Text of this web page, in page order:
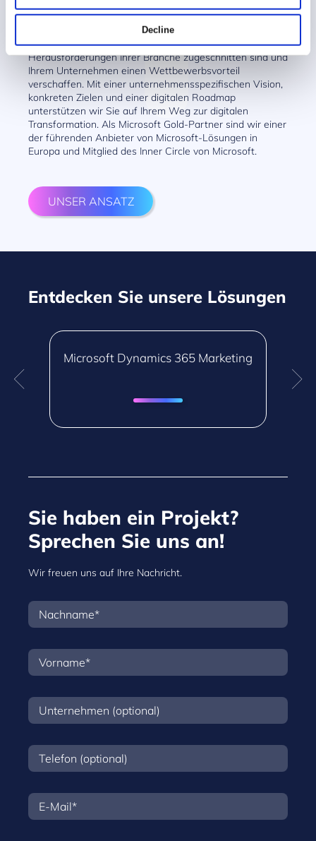
Decline
Branchenlösungen auf Basis von Microsoft-Technologie.
Wir nutzen innovative Technologien und entwickeln
spezifische Lösungen, die auf die geschäftlichen
Herausforderungen Ihrer Branche zugeschnitten sind und
Ihrem Unternehmen einen Wettbewerbsvorteil
verschaffen. Mit einer unternehmensspezifischen Vision,
konkreten Zielen und einer digitalen Roadmap
unterstützen wir Sie auf Ihrem Weg zur digitalen
Transformation. Als Microsoft Gold-Partner sind wir einer
der führenden Anbieter von Microsoft-Lösungen in
Europa und Mitglied des Inner Circle von Microsoft.
UNSER ANSATZ
Entdecken Sie unsere Lösungen
Microsoft Dynamics 365 Marketing
Sie haben ein Projekt?
Sprechen Sie uns an!
Wir freuen uns auf Ihre Nachricht.